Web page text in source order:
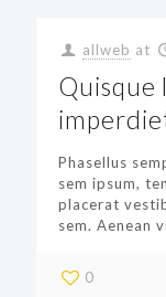
allweb at
Quisque
Phasellus
sem ipsum,
placerat
sem. Aenean
0